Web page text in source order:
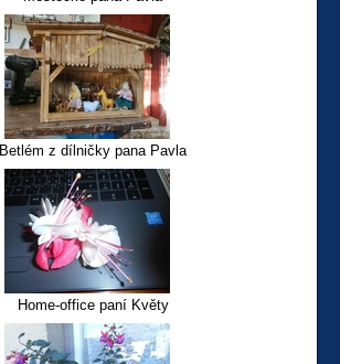
Betlém z dílničky pana Pavla
Home-office paní Květy